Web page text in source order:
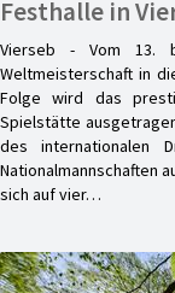
Festhalle in
Vierseb - Vom 13.
Weltmeisterschaft in
Folge wird das
Spielstätte
des internationalen
Nationalmannschaften
sich auf vier…